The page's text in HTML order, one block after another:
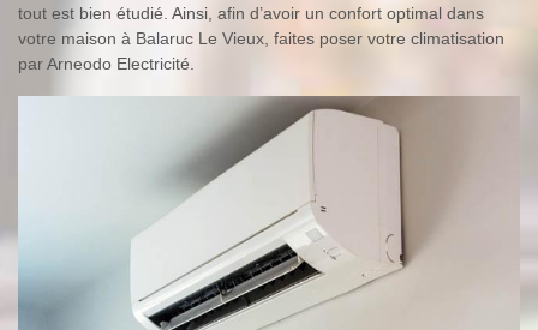
tout est bien étudié. Ainsi, afin d’avoir un confort optimal dans
votre maison à Balaruc Le Vieux, faites poser votre climatisation
par Arneodo Electricité.